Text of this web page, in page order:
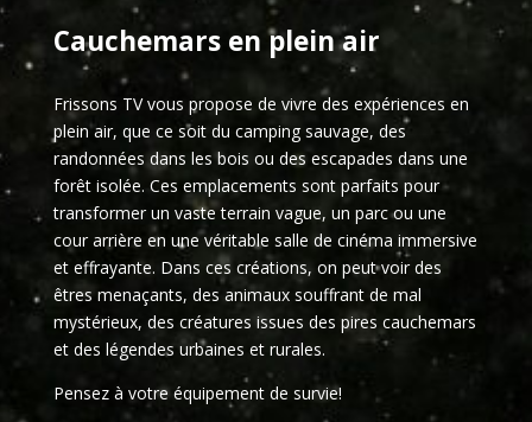
Cauchemars en plein air
Frissons TV vous propose de vivre des expériences en
plein air, que ce soit du camping sauvage, des
randonnées dans les bois ou des escapades dans une
forêt isolée. Ces emplacements sont parfaits pour
transformer un vaste terrain vague, un parc ou une
cour arrière en une véritable salle de cinéma immersive
et effrayante. Dans ces créations, on peut voir des
êtres menaçants, des animaux souffrant de mal
mystérieux, des créatures issues des pires cauchemars
et des légendes urbaines et rurales.
Pensez à votre équipement de survie!